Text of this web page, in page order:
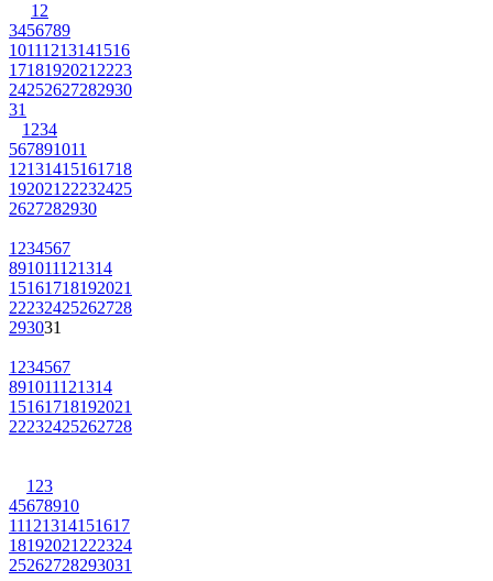
12
3456789
10111213141516
17181920212223
24252627282930
31
1234
567891011
12131415161718
19202122232425
2627282930
1234567
891011121314
15161718192021
22232425262728
293031
1234567
891011121314
15161718192021
22232425262728
123
45678910
11121314151617
18192021222324
25262728293031